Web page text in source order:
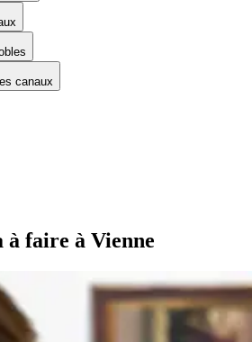
canaux
à faire à Vienne